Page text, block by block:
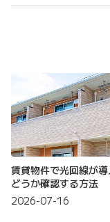
賃貸物件で光回線が
どうか確認する方法
2026-07-16